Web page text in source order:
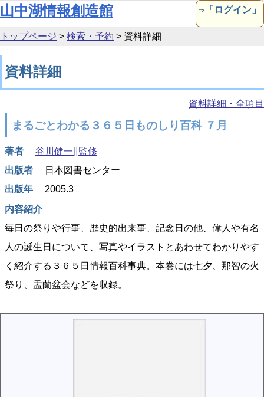
本文へ移動
山中湖情報創造館 ⇒「ログイン」
トップページ > 検索・予約 > 資料詳細
資料詳細
資料詳細・全項目
まるごとわかる３６５日ものしり百科 ７月
著者
谷川健一∥監修
出版者
日本図書センター
出版年
2005.3
内容紹介
毎日の祭りや行事、歴史的出来事、記念日の他、偉人や有名
人の誕生日について、写真やイラストとあわせてわかりやす
く紹介する３６５日情報百科事典。本巻には七夕、那智の火
祭り、盂蘭盆会などを収録。